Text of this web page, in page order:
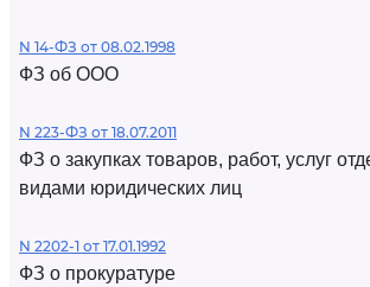
N 14-ФЗ от 08.02.1998
ФЗ об ООО
N 223-ФЗ от 18.07.2011
ФЗ о закупках товаров, работ, услуг
видами юридических лиц
N 2202-1 от 17.01.1992
ФЗ о прокуратуре